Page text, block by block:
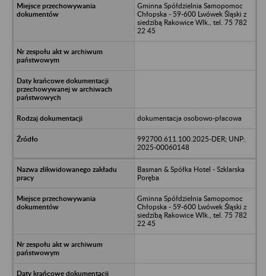
Gminna Spółdzielnia Samopomoc
Chłopska - 59-600 Lwówek Śląski z
siedzibą Rakowice Wlk., tel. 75 782
22 45
dokumentacja osobowo-płacowa
992700.611.100.2025-DER; UNP:
2025-00060148
Basman & Spółka Hotel - Szklarska
Poręba
Gminna Spółdzielnia Samopomoc
Chłopska - 59-600 Lwówek Śląski z
siedzibą Rakowice Wlk., tel. 75 782
22 45